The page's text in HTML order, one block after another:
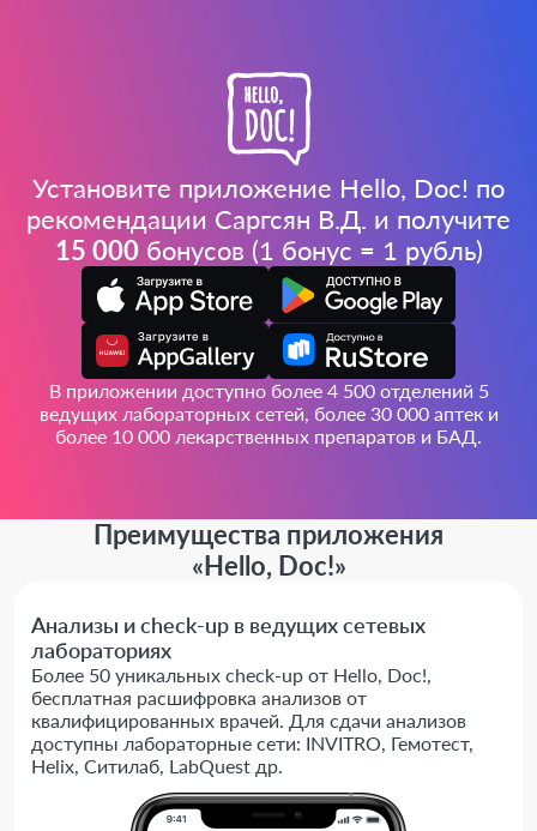
Установите приложение Hello, Doc! по
рекомендации Саргсян В.Д. и получите
15 000бонусов (1 бонус = 1 рубль)
В приложении доступно более 4 500 отделений 5
ведущих лабораторных сетей, более 30 000 аптек и
более 10 000 лекарственных препаратов и БАД.
Преимущества приложения
«Hello, Doc!»
Анализы и check-up в ведущих сетевых
лабораториях
Более 50 уникальных check-up от Hello, Doc!,
бесплатная расшифровка анализов от
квалифицированных врачей. Для сдачи анализов
доступны лабораторные сети: INVITRO, Гемотест,
Helix, Ситилаб, LabQuest др.